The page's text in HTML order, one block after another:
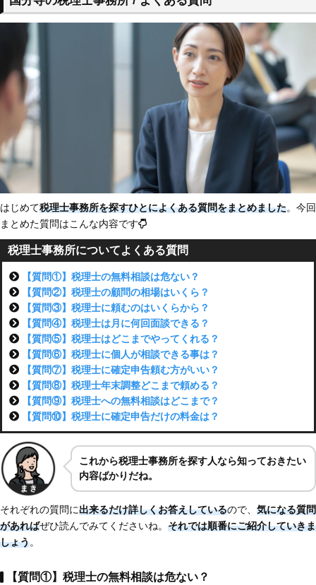
はじめて税理士事務所を探すひとによくある質問をまとめました。今回
まとめた質問はこんな内容です
税理士事務所についてよくある質問
【質問①】税理士の無料相談は危ない？
【質問②】税理士の顧問の相場はいくら？
【質問③】税理士に頼むのはいくらから？
【質問④】税理士は月に何回面談できる？
【質問⑤】税理士はどこまでやってくれる？
【質問⑥】税理士に個人が相談できる事は？
【質問⑦】税理士に確定申告頼む方がいい？
【質問⑧】税理士年末調整どこまで頼める？
【質問⑨】税理士への無料相談はどこまで？
【質問⑩】税理士に確定申告だけの料金は？
これから税理士事務所を探す人なら知っておきたい
内容ばかりだね。
それぞれの質問に出来るだけ詳しくお答えしているので、 気になる質問
があればぜひ読んでみてくださいね。 それでは順番にご紹介していきま
しょう。
【質問①】税理士の無料相談は危ない？